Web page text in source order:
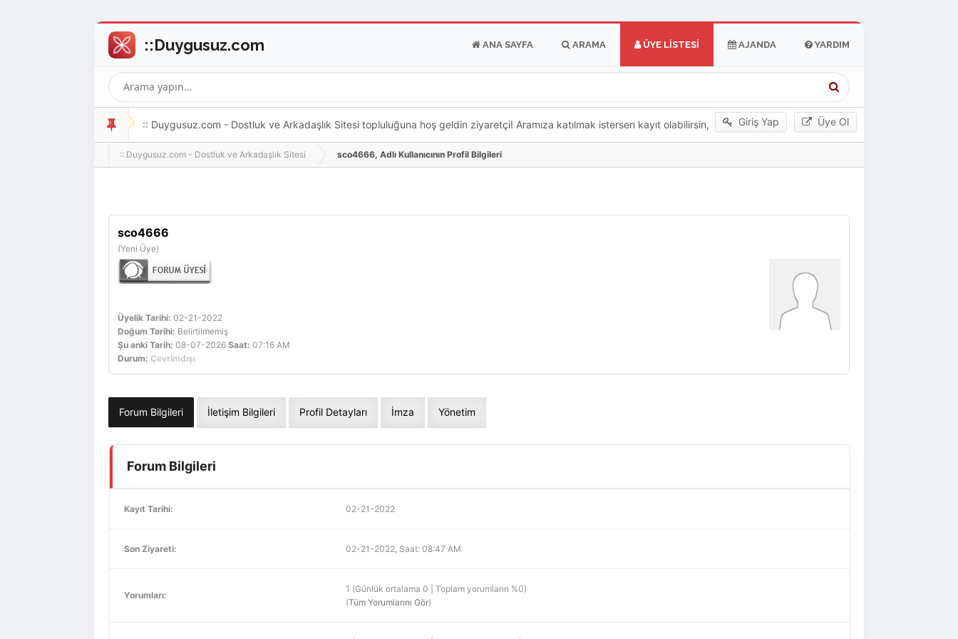
ANA SAYFA ARAMA ÜYE LISTESI AJANDA YARDIM
Giriş Yap Üye Ol
:: Duygusuz.com - Dostluk ve Arkadaşlık Sitesi topluluğuna hoş geldin ziyaretçi! Aramıza katılmak istersen kayıt olabilirsin,
oldukça kolay ve zahmetsizdir.
:: Duygusuz.com - Dostluk ve Arkadaşlık Sitesi sco4666, Adlı Kullanıcının Profil Bilgileri
sco4666
(Yeni Üye)
Üyelik Tarihi: 02-21-2022
Doğum Tarihi: Belirtilmemiş
Şu anki Tarih: 08-07-2026 Saat: 07:16 AM
Durum: Çevrimdışı
Forum Bilgileri İletişim Bilgileri Profil Detayları İmza Yönetim
Forum Bilgileri
Kayıt Tarihi: 02-21-2022
Son Ziyareti: 02-21-2022, Saat: 08:47 AM
Yorumları:
1 (Günlük ortalama 0 | Toplam yorumların %0)
(Tüm Yorumlarını Gör)